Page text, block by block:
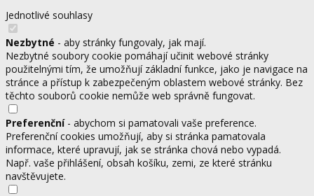
Jednotlivé souhlasy
Nezbytné - aby stránky fungovaly, jak mají.
Nezbytné soubory cookie pomáhají učinit webové stránky
použitelnými tím, že umožňují základní funkce, jako je navigace na
stránce a přístup k zabezpečeným oblastem webové stránky. Bez
těchto souborů cookie nemůže web správně fungovat.
Preferenční- abychom si pamatovali vaše preference.
Preferenční cookies umožňují, aby si stránka pamatovala
informace, které upravují, jak se stránka chová nebo vypadá.
Např. vaše přihlášení, obsah košíku, zemi, ze které stránku
navštěvujete.